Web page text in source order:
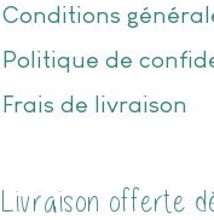
Conditions
Politique de
Frais de livraison
Livraison offerte